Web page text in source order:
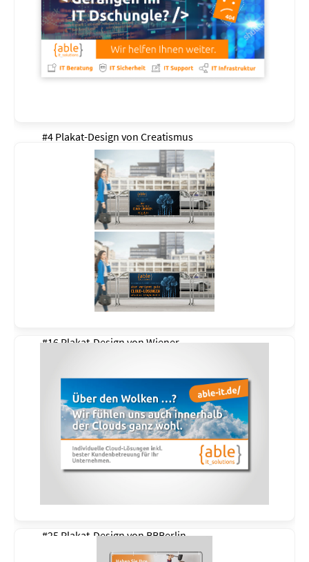
#4 Plakat-Design von Creatismus
#16 Plakat-Design von Wiener
#25 Plakat-Design vonBBBerlin